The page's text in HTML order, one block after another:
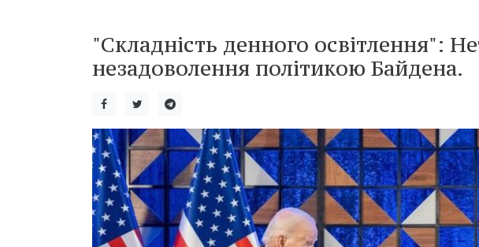
"Складність денного освітлення":
незадоволення політикою Байдена.